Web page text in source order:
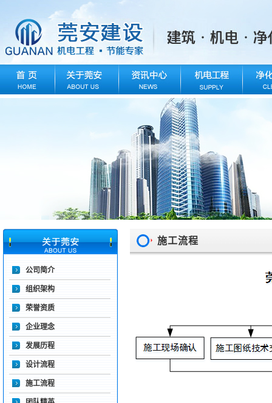
公司简介
组织架构
荣誉资质
企业理念
发展历程
设计流程
施工流程
施工流程